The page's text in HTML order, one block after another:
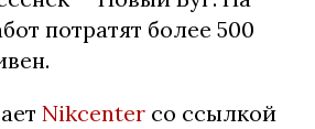
потратят более 500
Nikcenter со ссылкой